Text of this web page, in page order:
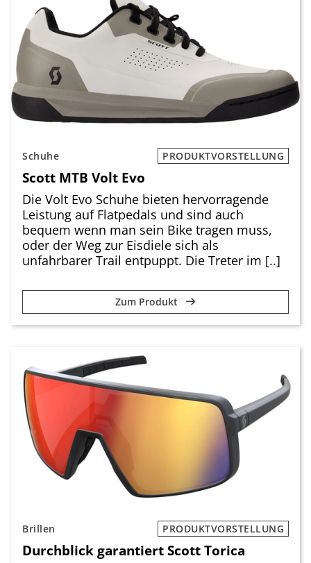
Schuhe PRODUKTVORSTELLUNG
Scott MTB Volt Evo
Die Volt Evo Schuhe bieten hervorragende
Leistung auf Flatpedals und sind auch
bequem wenn man sein Bike tragen muss,
oder der Weg zur Eisdiele sich als
unfahrbarer Trail entpuppt. Die Treter im [..]
Zum Produkt
Brillen PRODUKTVORSTELLUNG
Durchblick garantiert Scott Torica